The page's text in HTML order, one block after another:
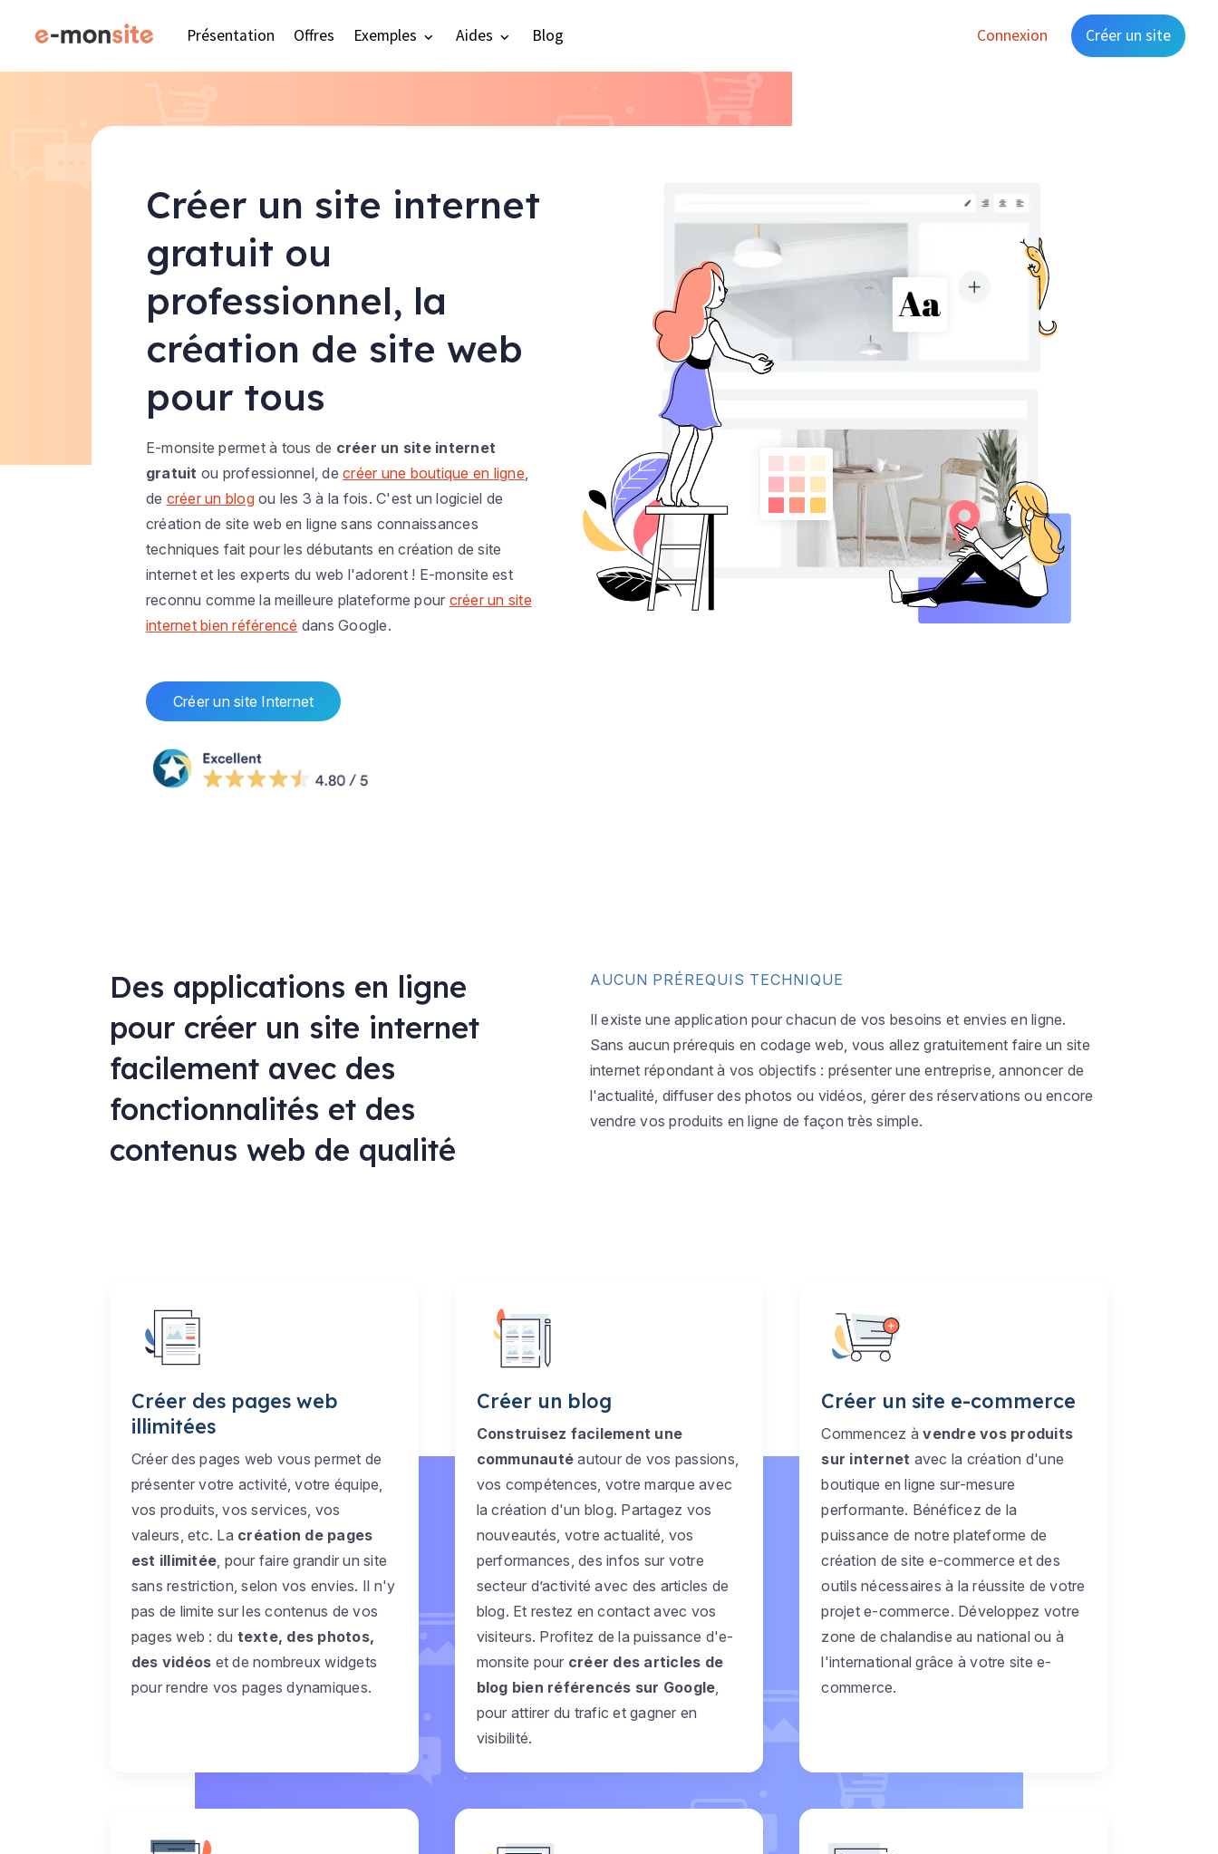
Présentation Offres Exemples Aides Blog Connexion Créer un site
Créer un site internet
gratuit ou
professionnel, la
création de site web
pour tous
E-monsite permet à tous de créer un site internet
gratuit ou professionnel, decréer une boutique en ligne,
de créer un blogou les 3 à la fois. C'est un logiciel de
création de site web en ligne sans connaissances
techniques fait pour les débutants en création de site
internet et les experts du web l'adorent ! E-monsite est
reconnu comme la meilleure plateforme pour créer un site
internet bien référencé dans Google.
Créer un site Internet
Des applications en ligne
pour créer un site internet
facilement avec des
fonctionnalités et des
contenus web de qualité
AUCUN PRÉREQUIS TECHNIQUE
Il existe une application pour chacun de vos besoins et envies en ligne.
Sans aucun prérequis en codage web, vous allez gratuitement faire un site
internet répondant à vos objectifs : présenter une entreprise, annoncer de
l'actualité, diffuser des photos ou vidéos, gérer des réservations ou encore
vendre vos produits en ligne de façon très simple.
Créer des pages web
illimitées
Créer des pages web vous permet de
présenter votre activité, votre équipe,
vos produits, vos services, vos
valeurs, etc. La création de pages
est illimitée , pour faire grandir un site
sans restriction, selon vos envies. Il n'y
pas de limite sur les contenus de vos
pages web : du texte, des photos,
des vidéos et de nombreux widgets
pour rendre vos pages dynamiques.
Créer un blog
Construisez facilement une
communauté autour de vos passions,
vos compétences, votre marque avec
la création d'un blog. Partagez vos
nouveautés, votre actualité, vos
performances, des infos sur votre
secteur d’activité avec des articles de
blog. Et restez en contact avec vos
visiteurs. Profitez de la puissance d'e-
monsite pour créer des articles de
blog bien référencés sur Google
pour attirer du trafic et gagner en
visibilité.
Créer un site e-commerce
Commencez àvendre vos produits
sur internet avec la création d'une
boutique en ligne sur-mesure
performante. Bénéficez de la
puissance de notre plateforme de
création de site e-commerce et des
outils nécessaires à la réussite de votre
projet e-commerce. Développez votre
zone de chalandise au national ou à
l'international grâce à votre site e-
commerce.